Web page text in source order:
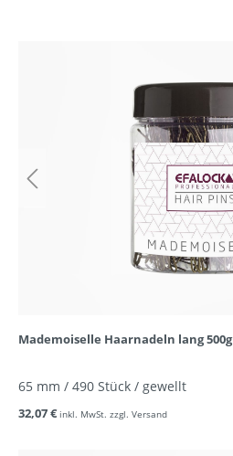
Mademoiselle Haarnadeln lang 500g
65 mm / 490 Stück / gewellt
32,07 € inkl. MwSt. zzgl. Versand